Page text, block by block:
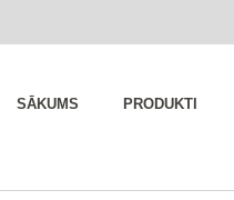
SĀKUMS PRODUKTI